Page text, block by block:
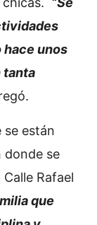
hace unos
tanta
se están
donde se
Rafael
que